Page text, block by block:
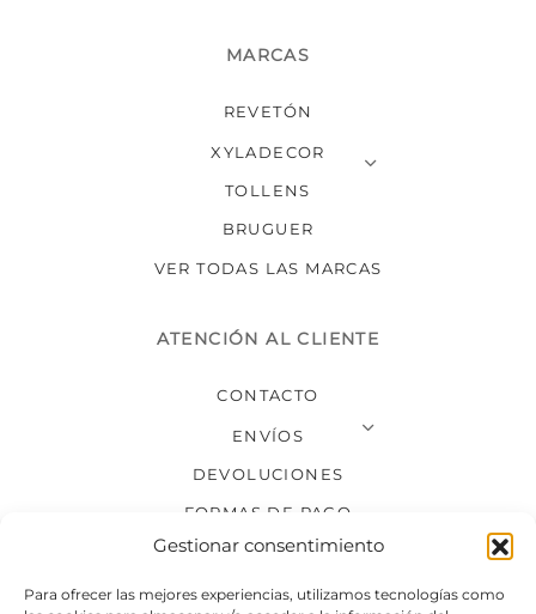
Gestionar consentimiento
Para ofrecer las mejores experiencias, utilizamos tecnologías como
MARCAS
REVETÓN
XYLADECOR
TOLLENS
BRUGUER
VER TODAS LAS MARCAS
ATENCIÓN AL CLIENTE
CONTACTO
ENVÍOS
DEVOLUCIONES
FORMAS DE PAGO
SÍGUENOS